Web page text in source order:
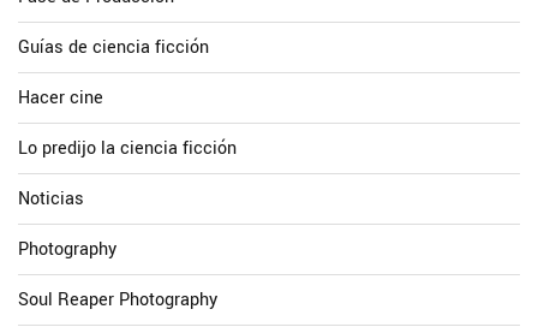
Guías de ciencia ficción
Hacer cine
Lo predijo la ciencia ficción
Noticias
Photography
Soul Reaper Photography